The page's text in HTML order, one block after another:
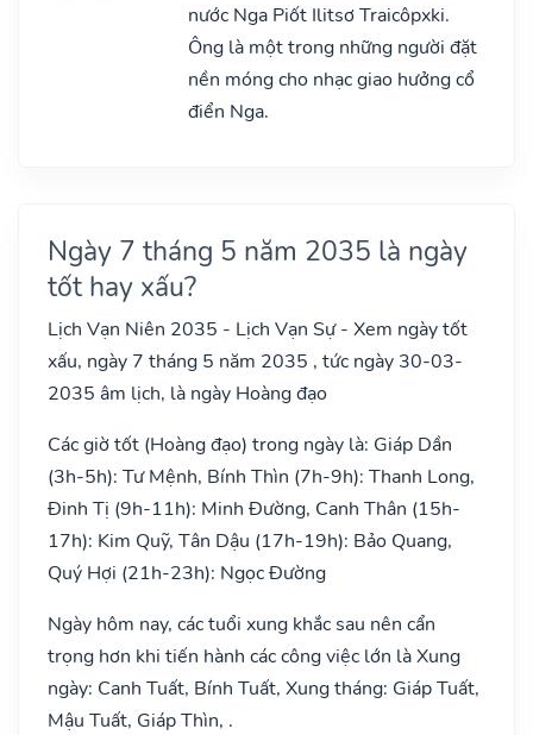
nước Nga Piốt Ilitsơ Traicôpxki.
Ông là một trong những người đặt
nền móng cho nhạc giao hưởng cổ
điển Nga.
Ngày 7 tháng 5 năm 2035 là ngày
tốt hay xấu?
Lịch Vạn Niên 2035 - Lịch Vạn Sự - Xem ngày tốt
xấu, ngày 7 tháng 5 năm 2035 , tức ngày 30-03-
2035 âm lịch, là ngày Hoàng đạo
Các giờ tốt (Hoàng đạo) trong ngày là: Giáp Dần
(3h-5h): Tư Mệnh, Bính Thìn (7h-9h): Thanh Long,
Đinh Tị (9h-11h): Minh Đường, Canh Thân (15h-
17h): Kim Quỹ, Tân Dậu (17h-19h): Bảo Quang,
Quý Hợi (21h-23h): Ngọc Đường
Ngày hôm nay, các tuổi xung khắc sau nên cẩn
trọng hơn khi tiến hành các công việc lớn là Xung
ngày: Canh Tuất, Bính Tuất, Xung tháng: Giáp Tuất,
Mậu Tuất, Giáp Thìn, .